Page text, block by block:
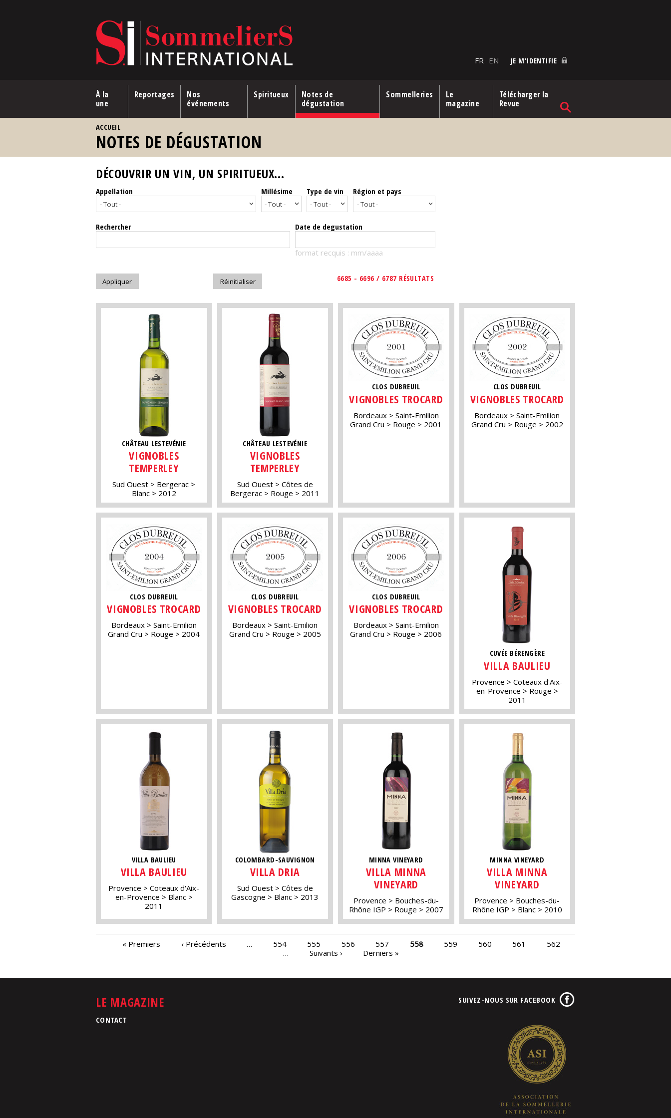
FR EN JE M'IDENTIFIE
À la
une
Reportages
Nos
événements
Spiritueux
Notes de
dégustation
Sommelleries
Le
magazine
Télécharger la
Revue
ACCUEIL
NOTES DE DÉGUSTATION
DÉCOUVRIR UN VIN, UN SPIRITUEUX...
Appellation Millésime Type de vin Région et pays
Rechercher Date de degustation
format recquis : mm/aaaa
6685 - 6696 / 6787 RÉSULTATS
CHÂTEAU LESTEVÉNIE
VIGNOBLES
TEMPERLEY
Sud Ouest
Bergerac
Blanc
2012
CHÂTEAU LESTEVÉNIE
VIGNOBLES
TEMPERLEY
Sud Ouest
Côtes de
Bergerac
Rouge 2011
CLOS DUBREUIL
VIGNOBLES TROCARD
Bordeaux
Saint-Emilion
Grand Cru
Rouge 2001
CLOS DUBREUIL
VIGNOBLES TROCARD
Bordeaux
Saint-Emilion
Grand Cru
Rouge 2002
CLOS DUBREUIL
VIGNOBLES TROCARD
Bordeaux
Saint-Emilion
Grand Cru
Rouge 2004
CLOS DUBREUIL
VIGNOBLES TROCARD
Bordeaux
Saint-Emilion
Grand Cru
Rouge 2005
CLOS DUBREUIL
VIGNOBLES TROCARD
Bordeaux
Saint-Emilion
Grand Cru
Rouge 2006
CUVÉE BÉRENGÈRE
VILLA BAULIEU
Provence
Coteaux d'Aix-
en-Provence
Rouge
2011
VILLA BAULIEU
VILLA BAULIEU
Provence
Coteaux d'Aix-
en-Provence
Blanc
2011
COLOMBARD-SAUVIGNON
VILLA DRIA
Sud Ouest
Côtes de
Gascogne
Blanc 2013
MINNA VINEYARD
VILLA MINNA
VINEYARD
Provence
Bouches-du-
Rhône IGP
Rouge 2007
MINNA VINEYARD
VILLA MINNA
VINEYARD
Provence
Bouches-du-
Rhône IGP
Blanc 2010
PAGES« Premiers ‹ Précédents … 554 555 556 557 558 559 560 561
562
…
Suivants › Derniers »
LE MAGAZINE
CONTACT
SUIVEZ-NOUS SUR FACEBOOK